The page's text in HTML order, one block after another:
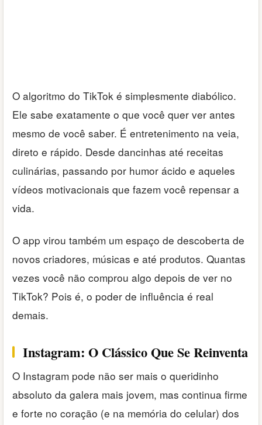
O algoritmo do TikTok é simplesmente diabólico.
Ele sabe exatamente o que você quer ver antes
mesmo de você saber. É entretenimento na veia,
direto e rápido. Desde dancinhas até receitas
culinárias, passando por humor ácido e aqueles
vídeos motivacionais que fazem você repensar a
vida.
O app virou também um espaço de descoberta de
novos criadores, músicas e até produtos. Quantas
vezes você não comprou algo depois de ver no
TikTok? Pois é, o poder de influência é real
demais.
Instagram: O Clássico Que Se Reinventa
O Instagram pode não ser mais o queridinho
absoluto da galera mais jovem, mas continua firme
e forte no coração (e na memória do celular) dos